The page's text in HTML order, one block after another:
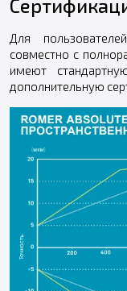
Для
совместно с
имеют
дополнительную